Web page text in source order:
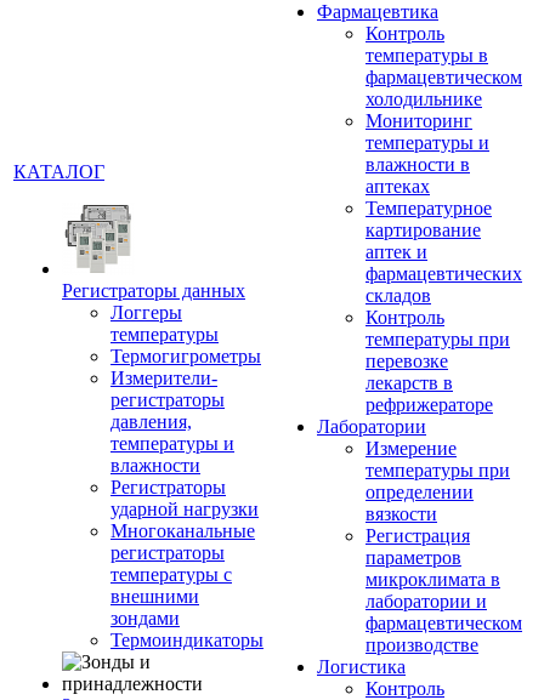
КАТАЛОГ
Регистраторы данных
Логгеры
температуры
Термогигрометры
Измерители-
регистраторы
давления,
температуры и
влажности
Регистраторы
ударной нагрузки
Многоканальные
регистраторы
температуры с
внешними
зондами
Термоиндикаторы
Фармацевтика
Контроль
температуры в
фармацевтическом
холодильнике
Мониторинг
температуры и
влажности в
аптеках
Температурное
картирование
аптек и
фармацевтических
складов
Контроль
температуры при
перевозке
лекарств в
рефрижераторе
Лаборатории
Измерение
температуры при
определении
вязкости
Регистрация
параметров
микроклимата в
лаборатории и
фармацевтическом
производстве
Логистика
Контроль